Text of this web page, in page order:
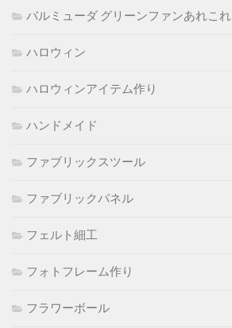
バルミューダ グリーンファンあれこれ
ハロウィン
ハロウィンアイテム作り
ハンドメイド
ファブリックスツール
ファブリックパネル
フェルト細工
フォトフレーム作り
フラワーボール